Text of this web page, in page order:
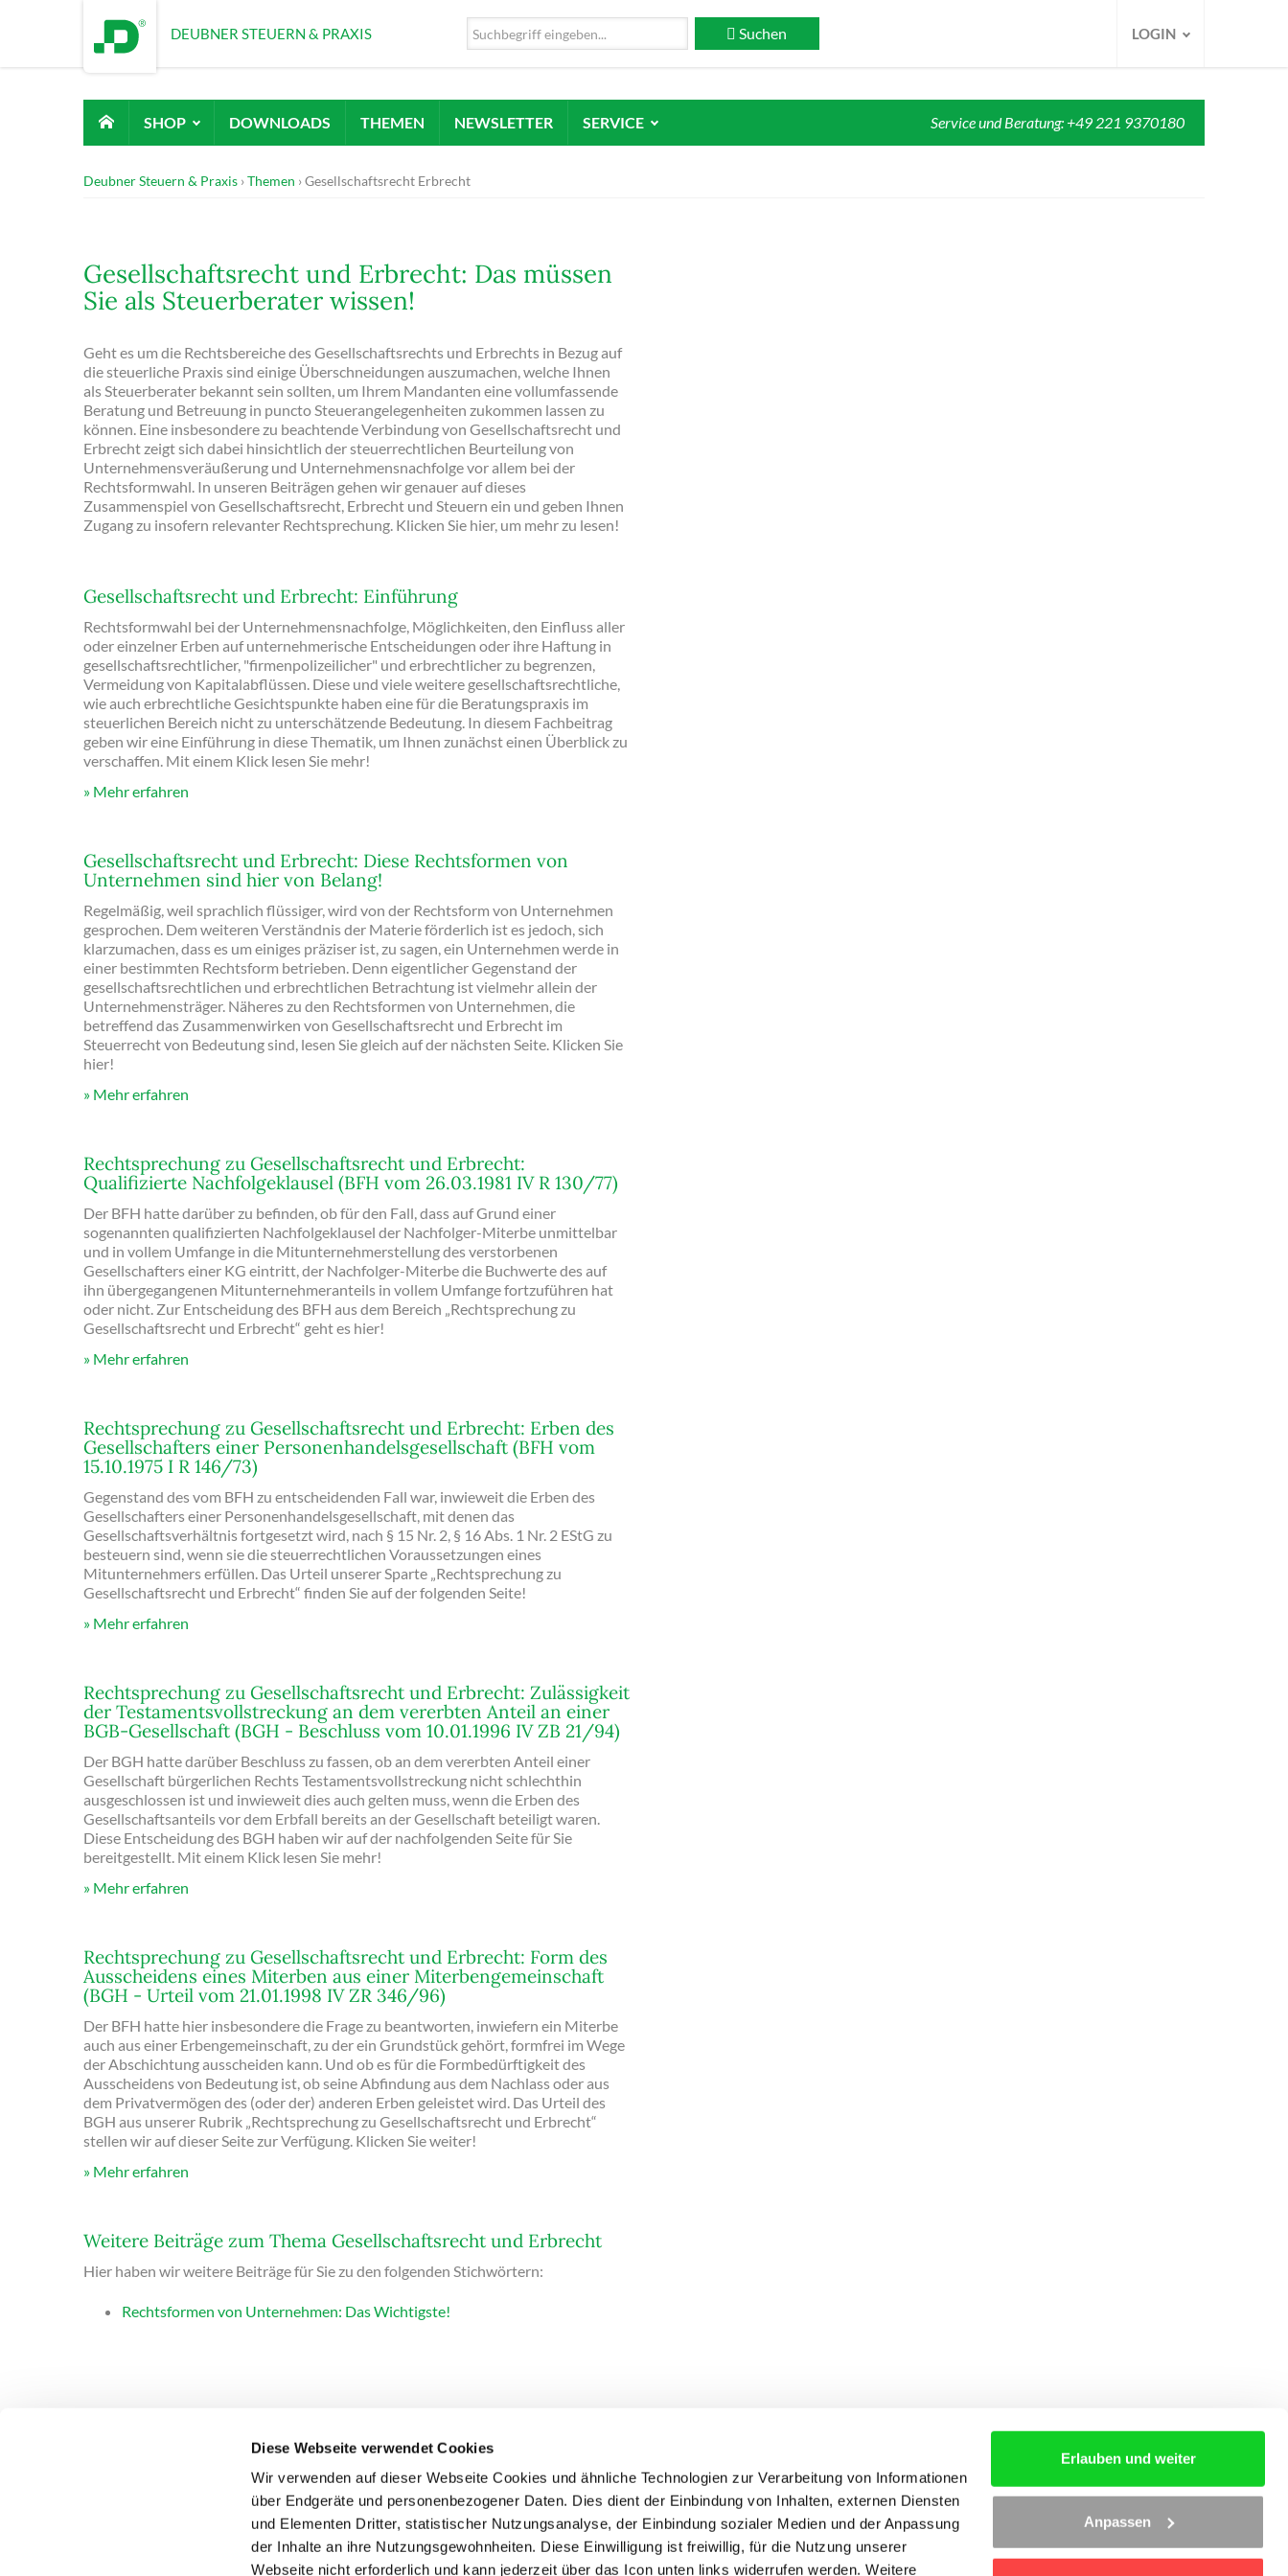
Diese Webseite verwendet Cookies
Wir verwenden auf dieser Webseite Cookies und ähnliche Technologien zur Verarbeitung von Informationen
über Endgeräte und personenbezogener Daten. Dies dient der Einbindung von Inhalten, externen Diensten
und Elementen Dritter, statistischer Nutzungsanalyse, der Einbindung sozialer Medien und der Anpassung
der Inhalte an ihre Nutzungsgewohnheiten. Diese Einwilligung ist freiwillig, für die Nutzung unserer
Webseite nicht erforderlich und kann jederzeit über das Icon unten links widerrufen werden. Weitere
Erlauben und weiter
Anpassen
DEUBNER STEUERN & PRAXIS Suchen LOGIN
SHOP DOWNLOADS THEMEN NEWSLETTER SERVICE Service und Beratung: +49 221 9370180
Deubner Steuern & Praxis Themen Gesellschaftsrecht Erbrecht
Gesellschaftsrecht und Erbrecht: Das müssen
Sie als Steuerberater wissen!
Geht es um die Rechtsbereiche des Gesellschaftsrechts und Erbrechts in Bezug auf
die steuerliche Praxis sind einige Überschneidungen auszumachen, welche Ihnen
als Steuerberater bekannt sein sollten, um Ihrem Mandanten eine vollumfassende
Beratung und Betreuung in puncto Steuerangelegenheiten zukommen lassen zu
können. Eine insbesondere zu beachtende Verbindung von Gesellschaftsrecht und
Erbrecht zeigt sich dabei hinsichtlich der steuerrechtlichen Beurteilung von
Unternehmensveräußerung und Unternehmensnachfolge vor allem bei der
Rechtsformwahl. In unseren Beiträgen gehen wir genauer auf dieses
Zusammenspiel von Gesellschaftsrecht, Erbrecht und Steuern ein und geben Ihnen
Zugang zu insofern relevanter Rechtsprechung. Klicken Sie hier, um mehr zu lesen!
Gesellschaftsrecht und Erbrecht: Einführung
Rechtsformwahl bei der Unternehmensnachfolge, Möglichkeiten, den Einfluss aller
oder einzelner Erben auf unternehmerische Entscheidungen oder ihre Haftung in
gesellschaftsrechtlicher, "firmenpolizeilicher" und erbrechtlicher zu begrenzen,
Vermeidung von Kapitalabflüssen. Diese und viele weitere gesellschaftsrechtliche,
wie auch erbrechtliche Gesichtspunkte haben eine für die Beratungspraxis im
steuerlichen Bereich nicht zu unterschätzende Bedeutung. In diesem Fachbeitrag
geben wir eine Einführung in diese Thematik, um Ihnen zunächst einen Überblick zu
verschaffen. Mit einem Klick lesen Sie mehr!
Mehr erfahren
Gesellschaftsrecht und Erbrecht: Diese Rechtsformen von
Unternehmen sind hier von Belang!
Regelmäßig, weil sprachlich flüssiger, wird von der Rechtsform von Unternehmen
gesprochen. Dem weiteren Verständnis der Materie förderlich ist es jedoch, sich
klarzumachen, dass es um einiges präziser ist, zu sagen, ein Unternehmen werde in
einer bestimmten Rechtsform betrieben. Denn eigentlicher Gegenstand der
gesellschaftsrechtlichen und erbrechtlichen Betrachtung ist vielmehr allein der
Unternehmensträger. Näheres zu den Rechtsformen von Unternehmen, die
betreffend das Zusammenwirken von Gesellschaftsrecht und Erbrecht im
Steuerrecht von Bedeutung sind, lesen Sie gleich auf der nächsten Seite. Klicken Sie
hier!
Mehr erfahren
Rechtsprechung zu Gesellschaftsrecht und Erbrecht:
Qualifizierte Nachfolgeklausel (BFH vom 26.03.1981 IV R 130/77)
Der BFH hatte darüber zu befinden, ob für den Fall, dass auf Grund einer
sogenannten qualifizierten Nachfolgeklausel der Nachfolger-Miterbe unmittelbar
und in vollem Umfange in die Mitunternehmerstellung des verstorbenen
Gesellschafters einer KG eintritt, der Nachfolger-Miterbe die Buchwerte des auf
ihn übergegangenen Mitunternehmeranteils in vollem Umfange fortzuführen hat
oder nicht. Zur Entscheidung des BFH aus dem Bereich „Rechtsprechung zu
Gesellschaftsrecht und Erbrecht“ geht es hier!
Mehr erfahren
Rechtsprechung zu Gesellschaftsrecht und Erbrecht: Erben des
Gesellschafters einer Personenhandelsgesellschaft (BFH vom
15.10.1975 I R 146/73)
Gegenstand des vom BFH zu entscheidenden Fall war, inwieweit die Erben des
Gesellschafters einer Personenhandelsgesellschaft, mit denen das
Gesellschaftsverhältnis fortgesetzt wird, nach § 15 Nr. 2, § 16 Abs. 1 Nr. 2 EStG zu
besteuern sind, wenn sie die steuerrechtlichen Voraussetzungen eines
Mitunternehmers erfüllen. Das Urteil unserer Sparte „Rechtsprechung zu
Gesellschaftsrecht und Erbrecht“ finden Sie auf der folgenden Seite!
Mehr erfahren
Rechtsprechung zu Gesellschaftsrecht und Erbrecht: Zulässigkeit
der Testamentsvollstreckung an dem vererbten Anteil an einer
BGB-Gesellschaft (BGH - Beschluss vom 10.01.1996 IV ZB 21/94)
Der BGH hatte darüber Beschluss zu fassen, ob an dem vererbten Anteil einer
Gesellschaft bürgerlichen Rechts Testamentsvollstreckung nicht schlechthin
ausgeschlossen ist und inwieweit dies auch gelten muss, wenn die Erben des
Gesellschaftsanteils vor dem Erbfall bereits an der Gesellschaft beteiligt waren.
Diese Entscheidung des BGH haben wir auf der nachfolgenden Seite für Sie
bereitgestellt. Mit einem Klick lesen Sie mehr!
Mehr erfahren
Rechtsprechung zu Gesellschaftsrecht und Erbrecht: Form des
Ausscheidens eines Miterben aus einer Miterbengemeinschaft
(BGH - Urteil vom 21.01.1998 IV ZR 346/96)
Der BFH hatte hier insbesondere die Frage zu beantworten, inwiefern ein Miterbe
auch aus einer Erbengemeinschaft, zu der ein Grundstück gehört, formfrei im Wege
der Abschichtung ausscheiden kann. Und ob es für die Formbedürftigkeit des
Ausscheidens von Bedeutung ist, ob seine Abfindung aus dem Nachlass oder aus
dem Privatvermögen des (oder der) anderen Erben geleistet wird. Das Urteil des
BGH aus unserer Rubrik „Rechtsprechung zu Gesellschaftsrecht und Erbrecht“
stellen wir auf dieser Seite zur Verfügung. Klicken Sie weiter!
Mehr erfahren
Weitere Beiträge zum Thema Gesellschaftsrecht und Erbrecht
Hier haben wir weitere Beiträge für Sie zu den folgenden Stichwörtern:
Rechtsformen von Unternehmen: Das Wichtigste!
DEUBNER RECHT & STEUERN PRODUKTE COMPLIANCE IMPRESSUM DATENSCHUTZ COOKIES AGB
ÜBER UNS STELLENANZEIGEN